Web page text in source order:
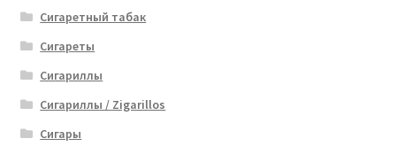
Сигаретный табак
Сигареты
Сигариллы
Сигариллы / Zigarillos
Сигары